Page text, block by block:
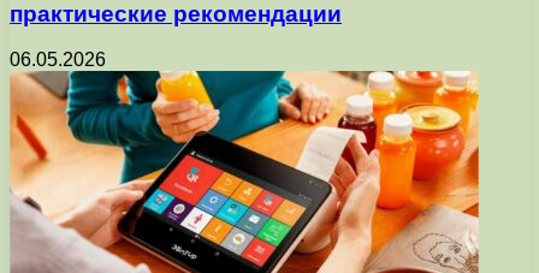
практические рекомендации
06.05.2026